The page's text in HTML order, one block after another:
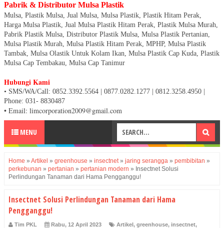
Pabrik & Distributor Mulsa Plastik
Mulsa, Plastik Mulsa, Jual Mulsa, Mulsa Plastik, Plastik Hitam Perak,
Harga Mulsa Plastik, Jual Mulsa Plastik Hitam Perak, Plastik Mulsa Murah,
Pabrik Plastik Mulsa, Distributor Plastik Mulsa, Mulsa Plastik Pertanian,
Mulsa Plastik Murah, Mulsa Plastik Hitam Perak, MPHP, Mulsa Plastik
Tambak, Mulsa Olastik Untuk Kolam Ikan, Mulsa Plastik Cap Kuda, Plastik
Mulsa Cap Tembakau, Mulsa Cap Tanimur
Hubungi Kami
• SMS/WA/Call: 0852.3392.5564 | 0877.0282.1277 | 0812.3258.4950
Phone: 031- 8830487
• Email: limcorporation2009@gmail.com
MENU
Home » Artikel » greenhouse » insectnet» jaring serangga » pembibitan »
perkebunan » pertanian » pertanian modern » Insectnet Solusi
Perlindungan Tanaman dari Hama Pengganggu!
Insectnet Solusi Perlindungan Tanaman dari Hama
Pengganggu!
Tim PKL Rabu, 12 April 2023 Artikel, greenhouse, insectnet,